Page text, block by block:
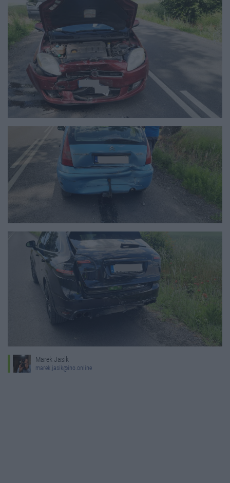
Marek Jasik
marek.jasik@ino.online